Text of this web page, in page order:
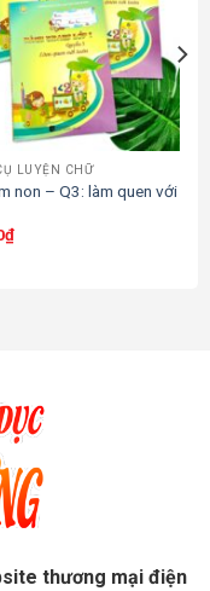
LUYỆN CHỮ
non – Q3: làm quen với
₫
thương mại điện